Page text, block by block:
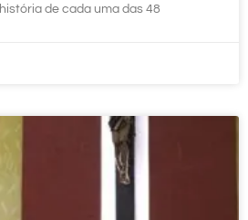
de cada uma das 48